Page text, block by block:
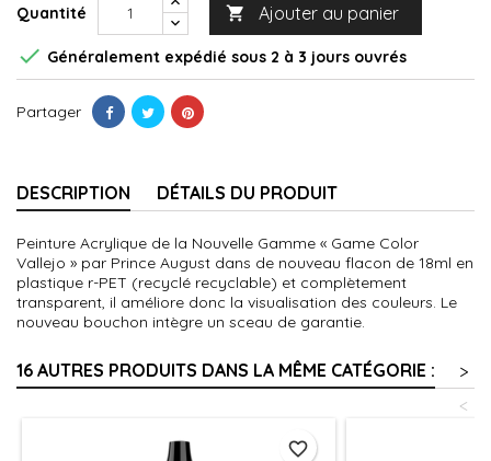
Quantité  Ajouter au panier
 Généralement expédié sous 2 à 3 jours ouvrés
Partager
DESCRIPTION DÉTAILS DU PRODUIT
Peinture Acrylique de la Nouvelle Gamme « Game Color
Vallejo » par Prince August dans de nouveau flacon de 18ml en
plastique r-PET (recyclé recyclable) et complètement
transparent, il améliore donc la visualisation des couleurs. Le
nouveau bouchon intègre un sceau de garantie.
16 AUTRES PRODUITS DANS LA MÊME CATÉGORIE :
>
<
favorite_border